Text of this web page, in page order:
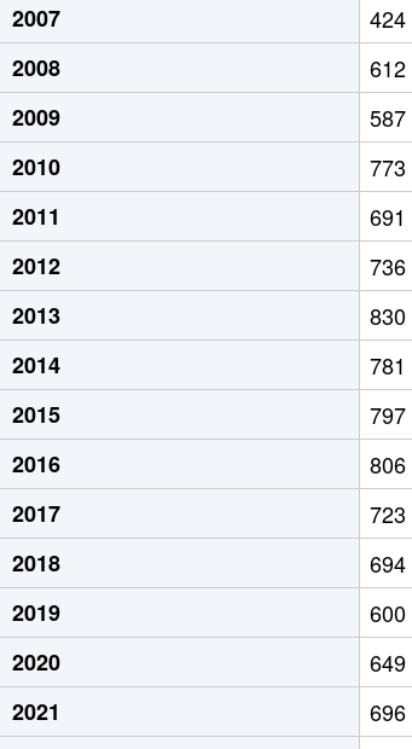
2007
424
2008
612
2009
587
2010
773
2011
691
2012
736
2013
830
2014
781
2015
797
2016
806
2017
723
2018
694
2019
600
2020
649
2021
696